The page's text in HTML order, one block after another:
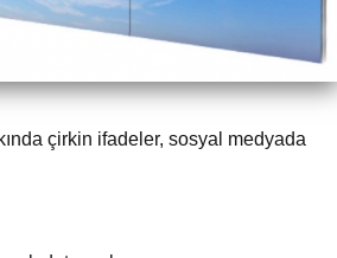
çirkin ifadeler, sosyal medyada